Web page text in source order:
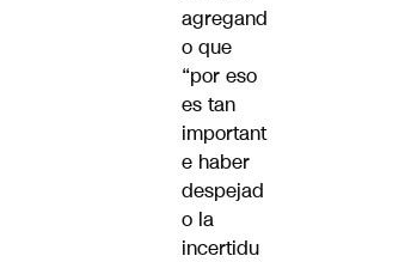
agregand
o que
“por eso
es tan
important
e haber
despejad
o la
incertidu